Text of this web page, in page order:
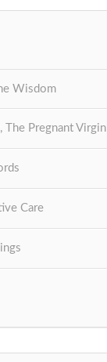
Wisdom
The Pregnant Virgin
Care